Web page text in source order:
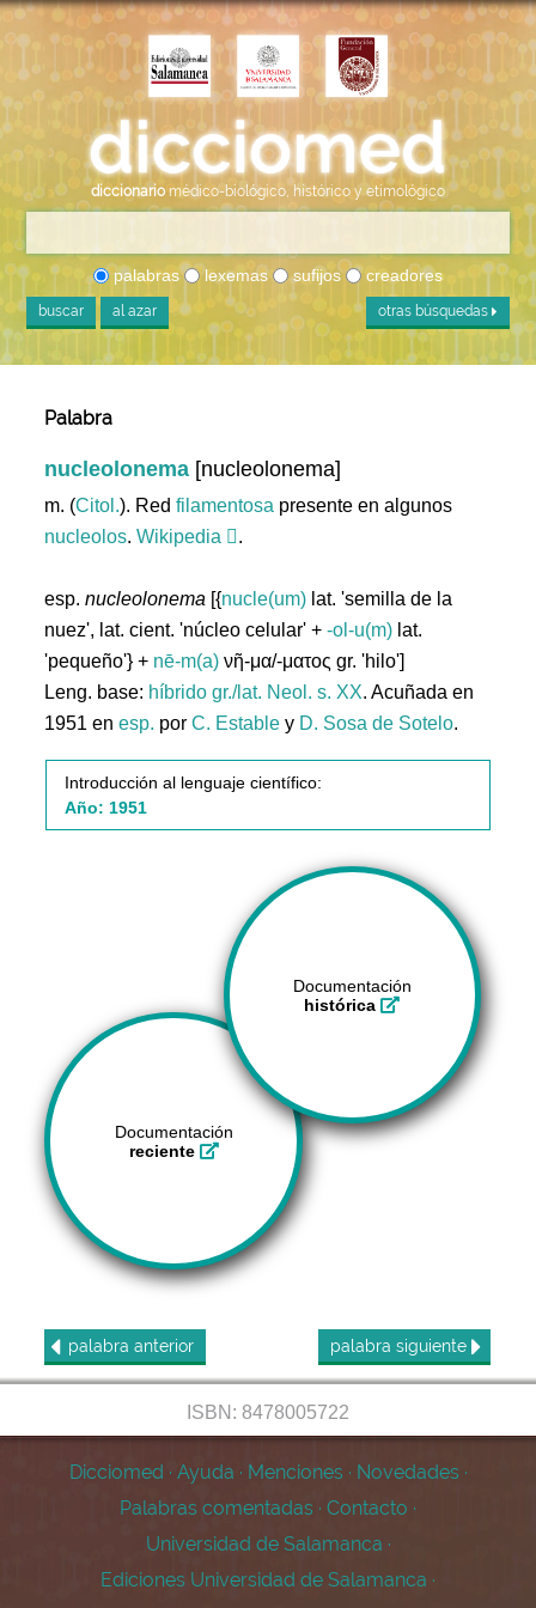
diccionario médico-biológico, histórico y etimológico
palabras lexemas sufijos creadores
buscar al azar otras búsquedas
Palabra
nucleolonema [nucleolonema]
m. (Citol.). Redfilamentosa presente en algunos
nucleolos.Wikipedia .
esp.nucleolonema [{nucle(um) lat. 'semilla de la
nuez', lat. cient. 'núcleo celular' +-ol-u(m) lat.
'pequeño'} + nē-m(a) νῆ-μα/-ματος gr. 'hilo']
Leng. base: híbrido gr./lat. Neol. s. XX. Acuñada en
1951 enesp. porC. Estable y D. Sosa de Sotelo.
Introducción al lenguaje científico:
Año: 1951
Documentación
histórica
Documentación
reciente
palabra anterior palabra siguiente
ISBN: 8478005722
Dicciomed · Ayuda · Menciones · Novedades ·
Palabras comentadas · Contacto ·
Universidad de Salamanca ·
Ediciones Universidad de Salamanca ·